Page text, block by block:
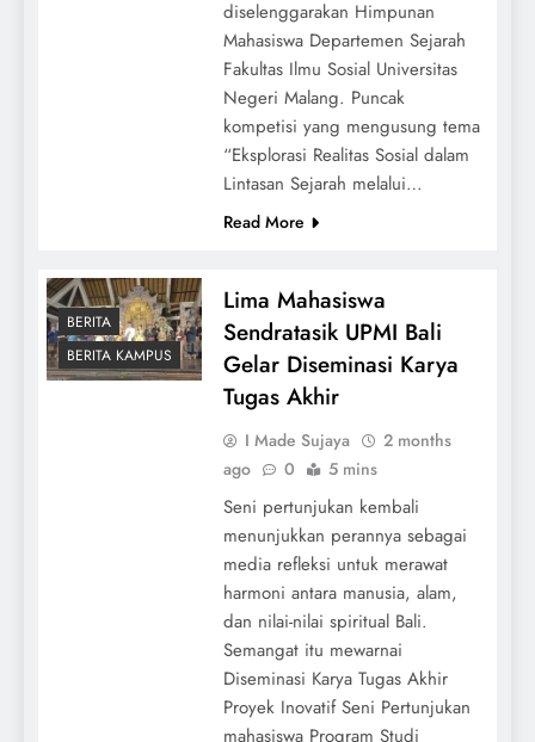
diselenggarakan Himpunan
Mahasiswa Departemen Sejarah
Fakultas Ilmu Sosial Universitas
Negeri Malang. Puncak
kompetisi yang mengusung tema
“Eksplorasi Realitas Sosial dalam
Lintasan Sejarah melalui…
Read More
BERITA
BERITA KAMPUS
Lima Mahasiswa
Sendratasik UPMI Bali
Gelar Diseminasi Karya
Tugas Akhir
I Made Sujaya
2 months
ago
0 5 mins
Seni pertunjukan kembali
menunjukkan perannya sebagai
media refleksi untuk merawat
harmoni antara manusia, alam,
dan nilai-nilai spiritual Bali.
Semangat itu mewarnai
Diseminasi Karya Tugas Akhir
Proyek Inovatif Seni Pertunjukan
mahasiswa Program Studi